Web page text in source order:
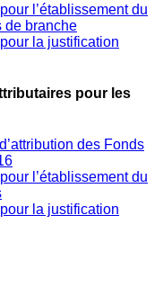
l’établissement du
de branche
la justification
pour les
des Fonds
l’établissement du
la justification